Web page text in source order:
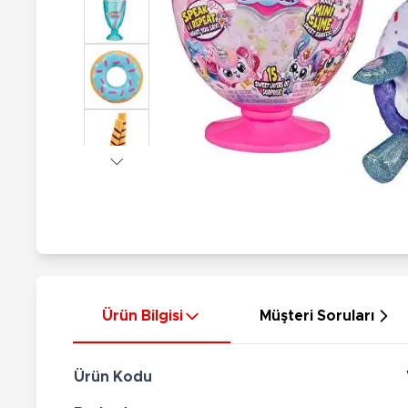
Hayvan Figürler
Çeşitli Figürler
Koleksiyon Figürler
Elektronik Ürünler
Nerf
Silahlar
Silah Setleri
Kılıç Setleri
Ok Setleri
Ürün Bilgisi Müşteri Soruları
Ürün Kodu